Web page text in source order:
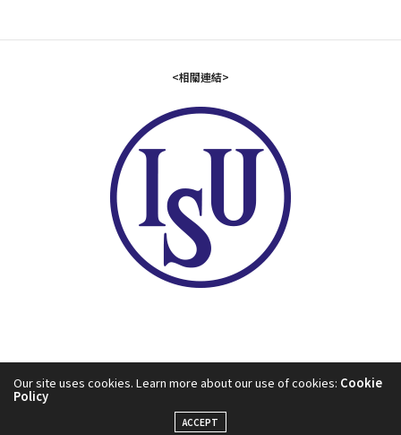
<相關連結>
Our site uses cookies. Learn more about our use of cookies: Cookie
Policy
ACCEPT